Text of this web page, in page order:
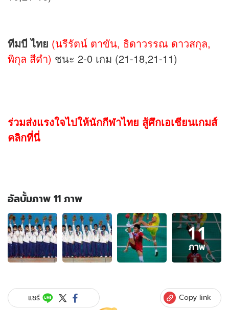
ทีมบี ไทย (นรีรัตน์ ตาขัน, ธิดาวรรณ ดาวสกุล,
พิกุล สีดำ) ชนะ 2-0 เกม (21-18,21-11)
ร่วมส่งแรงใจไปให้นักกีฬาไทย สู้ศึกเอเชียนเกมส์
คลิกที่นี่
อัลบั้มภาพ 11 ภาพ
อัลบั้ม
ภาพ
11
ภาพ
ของ
ไทย
สุด
11
ภาพ
แชร์ Copy link